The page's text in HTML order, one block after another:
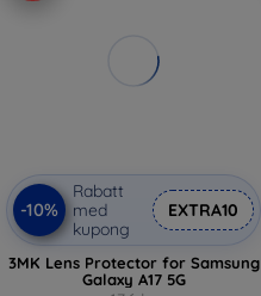
-10%
Rabatt
med
kupong
EXTRA10
3MK Lens Protector for Samsung
Galaxy A17 5G